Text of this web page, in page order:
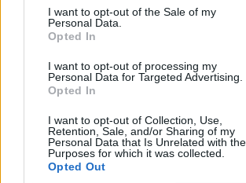
I want to opt-out of the Sale of my
Personal Data.
Opted In
I want to opt-out of processing my
Personal Data for Targeted Advertising.
Opted In
I want to opt-out of Collection, Use,
Retention, Sale, and/or Sharing of my
Personal Data that Is Unrelated with the
Purposes for which it was collected.
Opted Out
0
0% zákazníkov odporúča